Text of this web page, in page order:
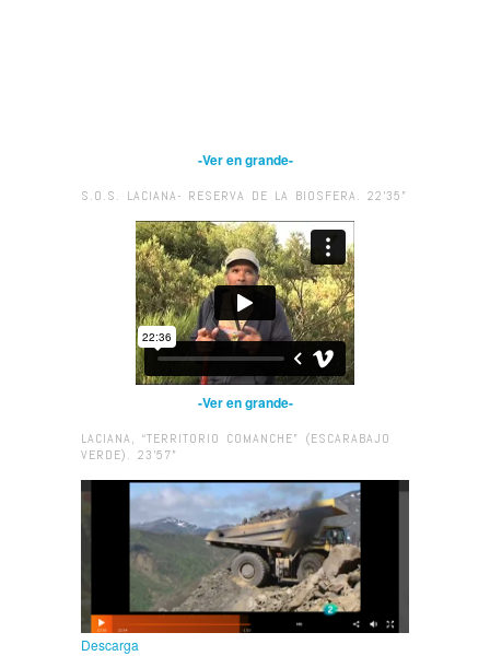
-Ver en grande-
S.O.S. LACIANA- RESERVA DE LA BIOSFERA. 22’35”
-Ver en grande-
LACIANA, “TERRITORIO COMANCHE” (ESCARABAJO
VERDE). 23’57”
Descarga